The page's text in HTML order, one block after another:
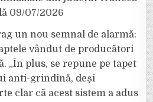
09/07/2026
un nou semnal de alarmă:
vândut de producători
„În plus, se repune pe tapet
anti-grindină, deși
clar că acest sistem a adus